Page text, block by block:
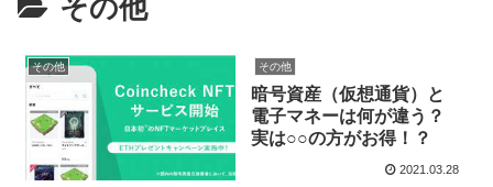
その他
その他 その他
暗号資産（仮想通貨）と
電子マネーは何が違う？
実は○○の方がお得！？
2021.03.28